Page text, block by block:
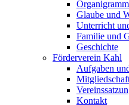
Organigramm
Glaube und
Unterricht
Familie und
Geschichte
Förderverein Kahl
Aufgaben
Kontakt